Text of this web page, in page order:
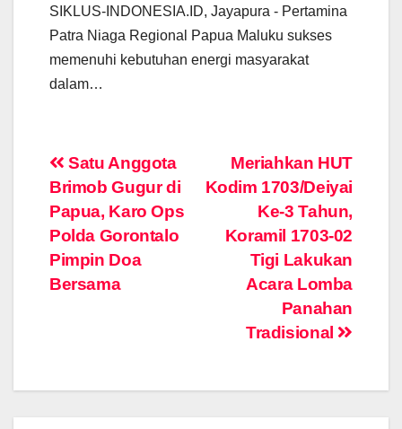
SIKLUS-INDONESIA.ID, Jayapura - Pertamina
Patra Niaga Regional Papua Maluku sukses
memenuhi kebutuhan energi masyarakat
dalam…
Post
navigation
Meriahkan HUT
Kodim 1703/Deiyai
Ke-3 Tahun,
Koramil 1703-02
Tigi Lakukan
Acara Lomba
Panahan
Tradisional
Satu Anggota
Brimob Gugur di
Papua, Karo Ops
Polda Gorontalo
Pimpin Doa
Bersama